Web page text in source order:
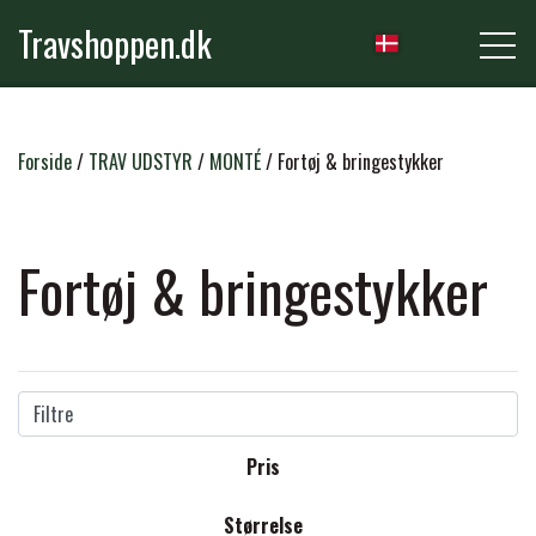
Travshoppen.dk
NYHEDER
HEST
GRIMER & TRÆKTOVE
RYTTER
RIDEBUKSER & LEGGINS
TRØJER, BLUSER & T-SHIRTS
PLEJE & STALD
STRIGLER & TILBEHØR
Forside TRAV UDSTYR MONTÉ Fortøj & bringestykker
Fortøj & bringestykker
Filtre
Pris
Størrelse